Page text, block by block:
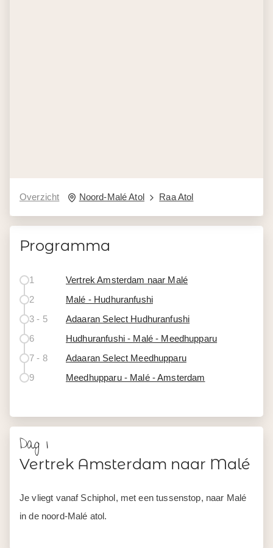
Overzicht Noord-Malé Atol Raa Atol
Programma
1
Vertrek Amsterdam naar Malé
2
Malé - Hudhuranfushi
3 - 5
Adaaran Select Hudhuranfushi
6
Hudhuranfushi - Malé - Meedhupparu
7 - 8
Adaaran Select Meedhupparu
9
Meedhupparu - Malé - Amsterdam
Dag 1
Vertrek Amsterdam naar Malé
Je vliegt vanaf Schiphol, met een tussenstop, naar Malé
in de noord-Malé atol.